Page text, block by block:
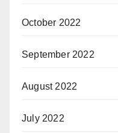
October 2022
September 2022
August 2022
July 2022